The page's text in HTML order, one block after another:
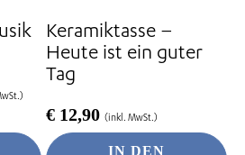
Keramiktasse –
Heute ist ein guter
Tag
€12,90 (inkl. MwSt.)
IN DEN